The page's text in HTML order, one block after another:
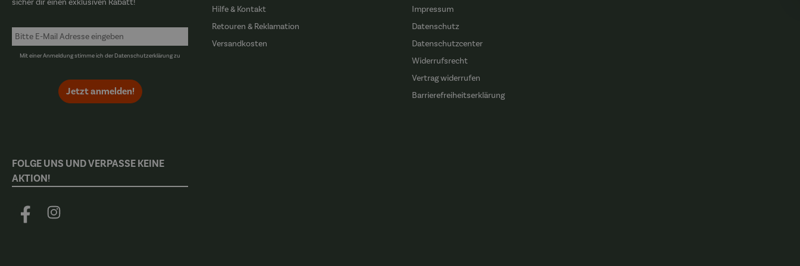
sicher dir einen exklusiven Rabatt!
Mit einer Anmeldung stimme ich derDatenschutzerklärungzu
Jetzt anmelden!
Hilfe & Kontakt
Retouren & Reklamation
Versandkosten
Impressum
Datenschutz
Datenschutzcenter
Widerrufsrecht
Vertrag widerrufen
Barrierefreiheitserklärung
FOLGE UNS UND VERPASSE KEINE
AKTION!
Facebook Instagram